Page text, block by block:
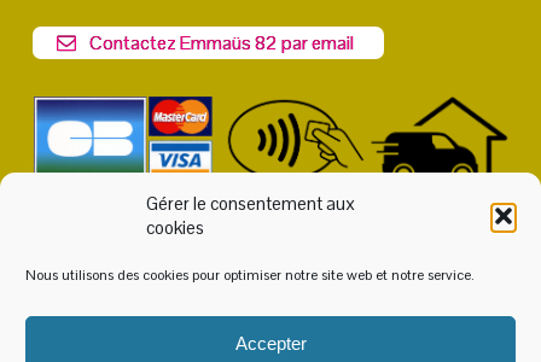
Gérer le consentement aux
cookies
Nous utilisons des cookies pour optimiser notre site web et notre service.
Accepter
Contactez Emmaüs 82 par email